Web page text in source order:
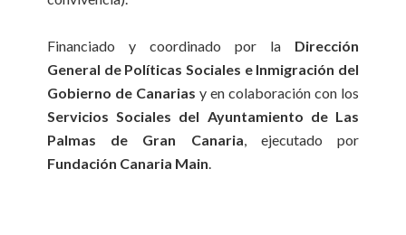
Financiado y coordinado por la Dirección
General de Políticas Sociales e Inmigración del
Gobierno de Canarias y en colaboración con los
Servicios Sociales del Ayuntamiento de Las
Palmas de Gran Canaria, ejecutado por
Fundación Canaria Main.